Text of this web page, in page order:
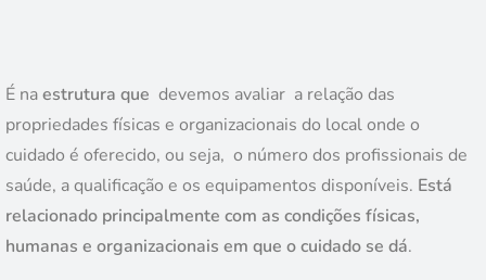
É naestrutura que devemos avaliar a relação das
propriedades físicas e organizacionais do local onde o
cuidado é oferecido, ou seja, o número dos profissionais de
saúde, a qualificação e os equipamentos disponíveis. Está
relacionado principalmente com as condições físicas,
humanas e organizacionais em que o cuidado se dá.